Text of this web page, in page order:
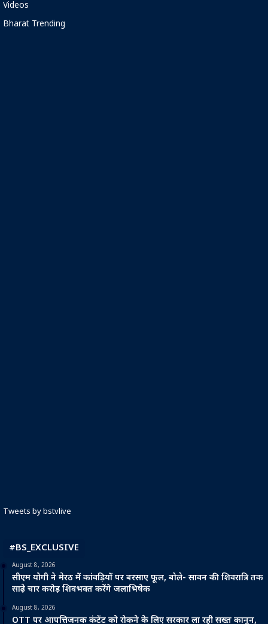
Videos
Bharat Trending
Tweets by bstvlive
#BS_EXCLUSIVE
August 8, 2026
सीएम योगी ने मेरठ में कांवड़ियों पर बरसाए फूल, बोले- सावन की शिवरात्रि तक
साढ़े चार करोड़ शिवभक्त करेंगे जलाभिषेक
August 8, 2026
OTT पर आपत्तिजनक कंटेंट को रोकने के लिए सरकार ला रही सख्त कानून,